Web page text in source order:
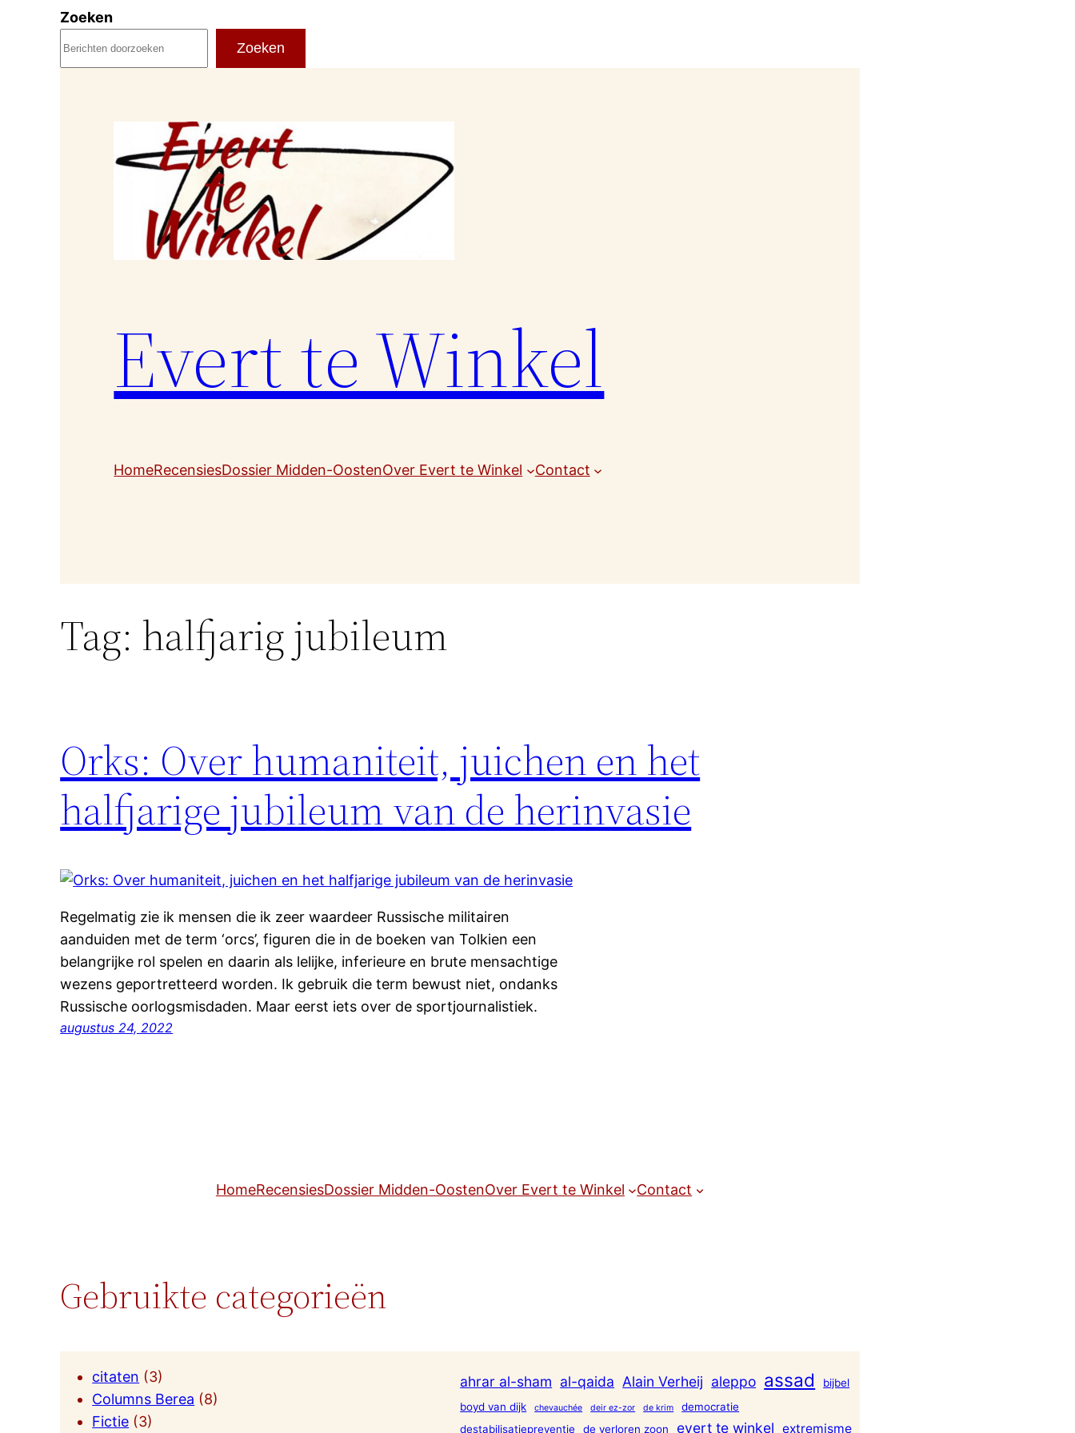
Zoeken
Zoeken
Evert te Winkel
HomeRecensiesDossier Midden-OostenOver Evert te Winkel Contact
Tag: halfjarig jubileum
Orks: Over humaniteit, juichen en het
halfjarige jubileum van de herinvasie
Regelmatig zie ik mensen die ik zeer waardeer Russische militairen
aanduiden met de term ‘orcs’, figuren die in de boeken van Tolkien een
belangrijke rol spelen en daarin als lelijke, inferieure en brute mensachtige
wezens geportretteerd worden. Ik gebruik die term bewust niet, ondanks
Russische oorlogsmisdaden. Maar eerst iets over de sportjournalistiek.
augustus 24, 2022
HomeRecensiesDossier Midden-OostenOver Evert te Winkel Contact
Gebruikte categorieën
citaten (3)
Columns Berea (8)
Fictie (3)
ahrar al-sham al-qaida Alain Verheij aleppo assad
bijbel
boyd van dijk
chevauchée deir ez-zor de krim
democratie
destabilisatiepreventie
de verloren zoon evert te winkel extremisme